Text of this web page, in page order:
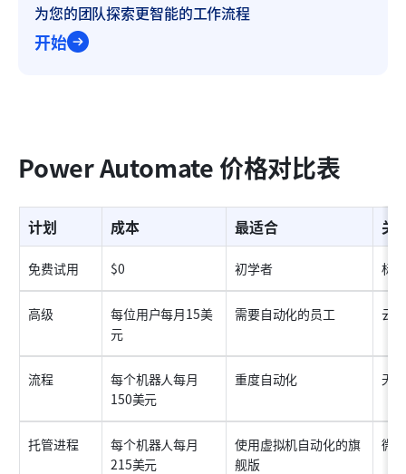
为您的团队探索更智能的工作流程
开始
Power Automate 价格对比表
计划 成本 最适合 关
免费试用 $0 初学者 标
高级
每位用户每月15美
元
需要自动化的员工 云
流程
每个机器人每月
150美元
重度自动化 无
托管进程
每个机器人每月
215美元
使用虚拟机自动化的旗
舰版
微
常见问题